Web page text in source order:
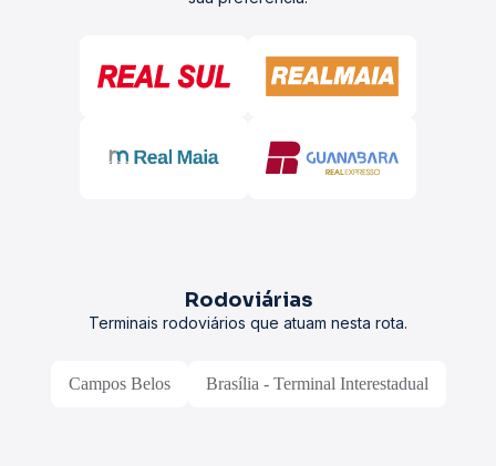
Rodoviárias
Terminais rodoviários que atuam nesta rota.
Campos Belos Brasília - Terminal Interestadual